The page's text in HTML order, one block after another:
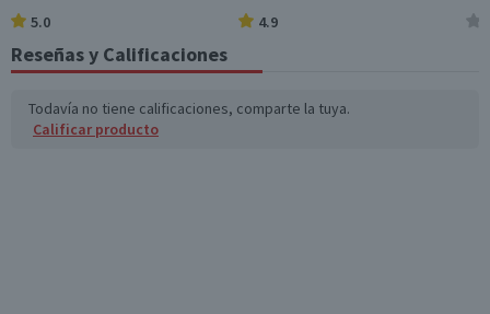
5.0 4.9
Reseñas y Calificaciones
Todavía no tiene calificaciones, comparte la tuya.
Calificar producto